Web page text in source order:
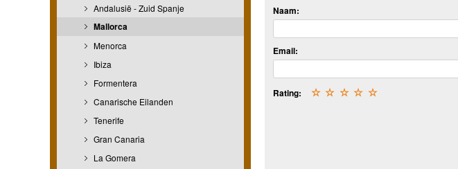
Andalusië - Zuid Spanje
Mallorca
Menorca
Ibiza
Formentera
Canarische Eilanden
Tenerife
Gran Canaria
La Gomera
Naam:
Email:
Rating: ☆
☆
☆
☆
☆